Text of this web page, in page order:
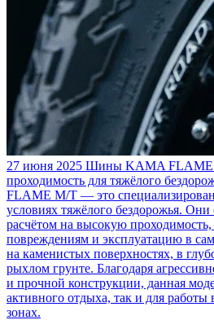
27 июня 2025 Шины KAMA FLAME
проходимость для тяжёлого
FLAME M/T — это
условиях тяжёлого бездорожья.
расчётом на высокую проходимость,
повреждениям и эксплуатацию в
на каменистых поверхностях, в
рыхлом грунте. Благодаря
и прочной конструкции, данная
активного отдыха, так и для
зонах.